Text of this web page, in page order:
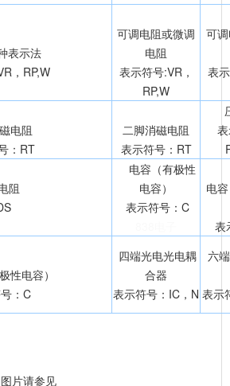
表示法
，RP,W
可调电阻或微调
电阻
表示符号:VR，
RP,W
可
表
电阻
：RT
二脚消磁电阻
表示符号：RT
阻
电容（有极性
电容）
表示符号：C
电
表
性电容）
：C
四端光电光电耦
合器
表示符号：IC，N
六
表示
片请参见